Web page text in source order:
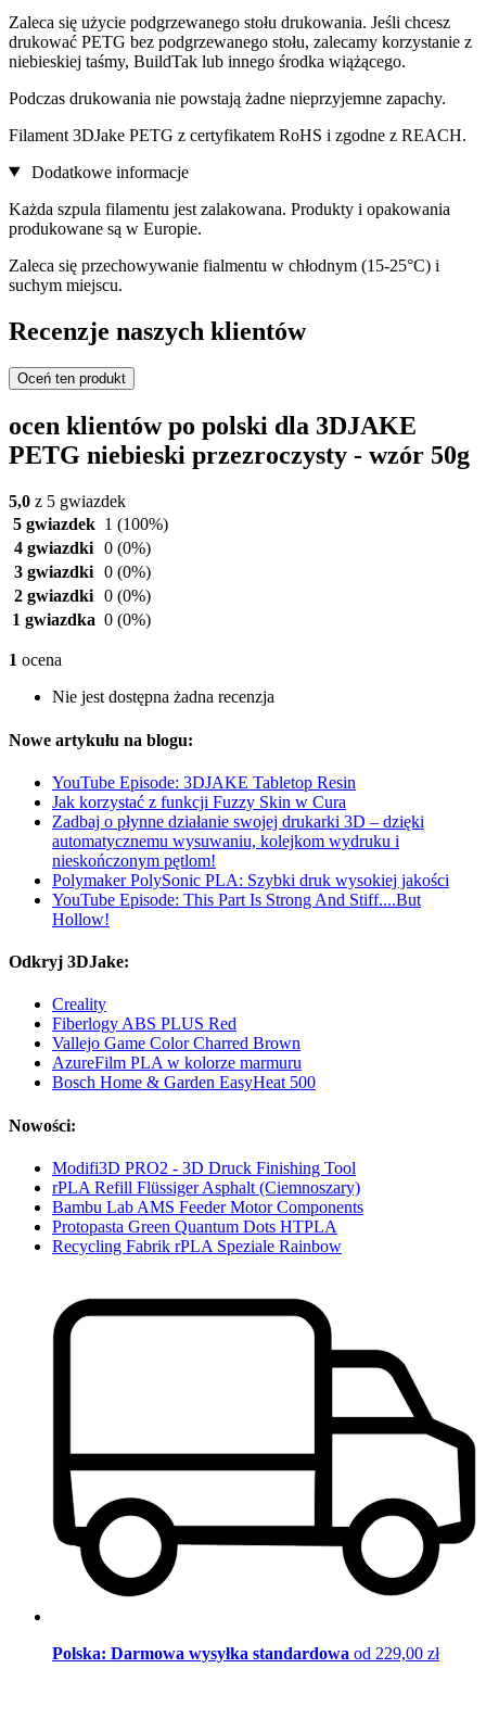
Zaleca się użycie podgrzewanego stołu drukowania. Jeśli chcesz
drukować PETG bez podgrzewanego stołu, zalecamy korzystanie z
niebieskiej taśmy, BuildTak lub innego środka wiążącego.
Podczas drukowania nie powstają żadne nieprzyjemne zapachy.
Filament 3DJake PETG z certyfikatem RoHS i zgodne z REACH.
Dodatkowe informacje
Każda szpula filamentu jest zalakowana. Produkty i opakowania
produkowane są w Europie.
Zaleca się przechowywanie fialmentu w chłodnym (15-25°C) i
suchym miejscu.
Recenzje naszych klientów
Oceń ten produkt
ocen klientów po polski dla 3DJAKE
PETG niebieski przezroczysty - wzór 50g
5,0 z 5 gwiazdek
5 gwiazdek 1 (100%)
4 gwiazdki 0 (0%)
3 gwiazdki 0 (0%)
2 gwiazdki 0 (0%)
1 gwiazdka 0 (0%)
1 ocena
Nie jest dostępna żadna recenzja
Nowe artykułu na blogu:
YouTube Episode: 3DJAKE Tabletop Resin
Jak korzystać z funkcji Fuzzy Skin w Cura
Zadbaj o płynne działanie swojej drukarki 3D – dzięki
automatycznemu wysuwaniu, kolejkom wydruku i
nieskończonym pętlom!
Polymaker PolySonic PLA: Szybki druk wysokiej jakości
YouTube Episode: This Part Is Strong And Stiff....But
Hollow!
Odkryj 3DJake:
Creality
Fiberlogy ABS PLUS Red
Vallejo Game Color Charred Brown
AzureFilm PLA w kolorze marmuru
Bosch Home & Garden EasyHeat 500
Nowości:
Modifi3D PRO2 - 3D Druck Finishing Tool
rPLA Refill Flüssiger Asphalt (Ciemnoszary)
Bambu Lab AMS Feeder Motor Components
Protopasta Green Quantum Dots HTPLA
Recycling Fabrik rPLA Speziale Rainbow
Polska: Darmowa wysyłka standardowa od 229,00 zł